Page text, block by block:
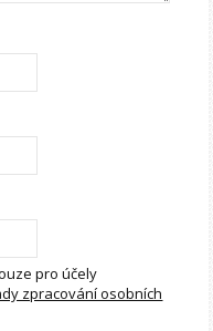
pro účely
zpracování osobních